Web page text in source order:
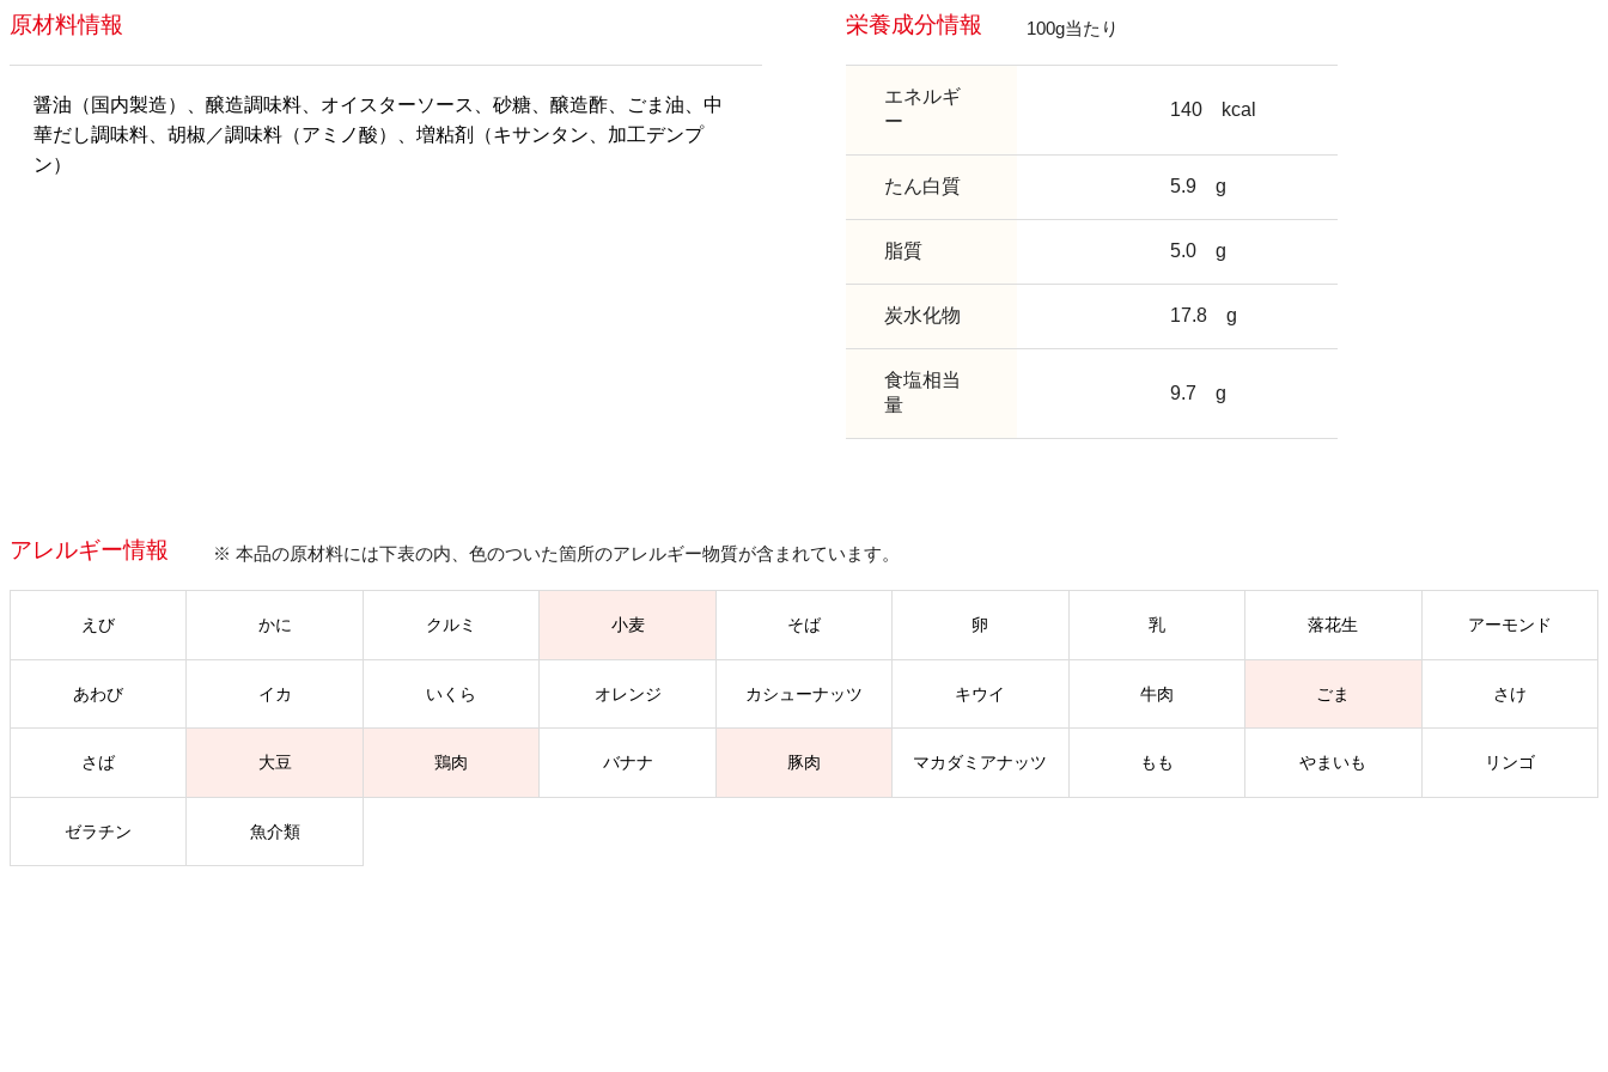
原材料情報
醤油（国内製造）、醸造調味料、オイスターソース、砂糖、醸造酢、ごま油、中
華だし調味料、胡椒／調味料（アミノ酸）、増粘剤（キサンタン、加工デンプ
ン）
栄養成分情報 100g当たり
エネルギ
ー
140 kcal
たん白質 5.9 g
脂質 5.0 g
炭水化物 17.8 g
食塩相当
量
9.7 g
アレルギー情報 ※ 本品の原材料には下表の内、色のついた箇所のアレルギー物質が含まれています。
えび かに クルミ 小麦 そば 卵 乳 落花生 アーモンド
あわび イカ いくら オレンジ カシューナッツ キウイ 牛肉 ごま さけ
さば 大豆 鶏肉 バナナ 豚肉 マカダミアナッツ もも やまいも リンゴ
ゼラチン 魚介類